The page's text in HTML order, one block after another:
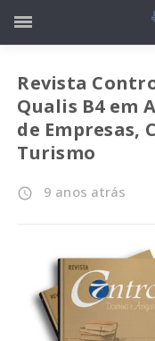
Revista
Qualis B4 em
de Empresas,
Turismo
access_time 9 anos atrás